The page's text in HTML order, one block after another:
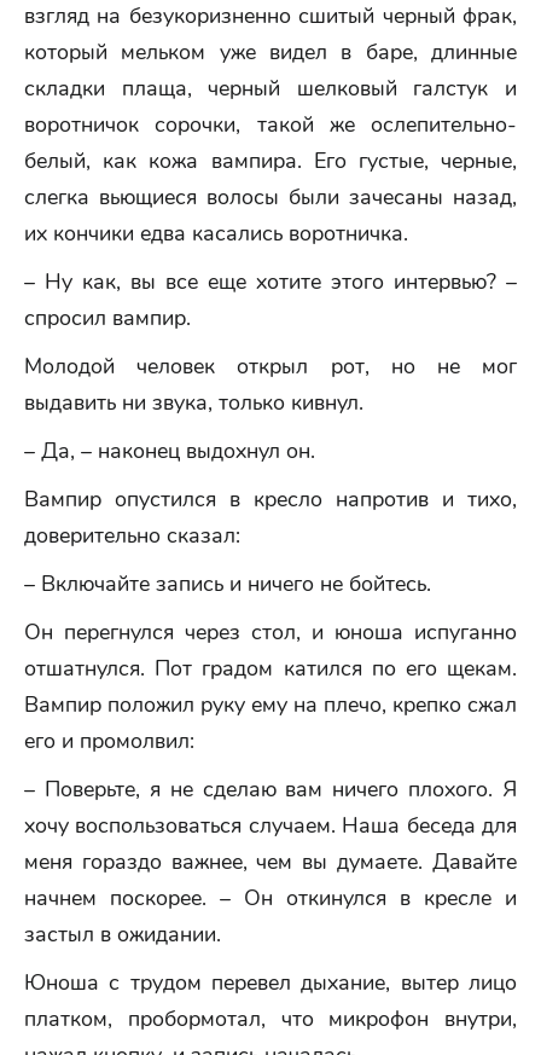
взгляд на безукоризненно сшитый черный фрак,
который мельком уже видел в баре, длинные
складки плаща, черный шелковый галстук и
воротничок сорочки, такой же ослепительно-
белый, как кожа вампира. Его густые, черные,
слегка вьющиеся волосы были зачесаны назад,
их кончики едва касались воротничка.
– Ну как, вы все еще хотите этого интервью? –
спросил вампир.
Молодой человек открыл рот, но не мог
выдавить ни звука, только кивнул.
– Да, – наконец выдохнул он.
Вампир опустился в кресло напротив и тихо,
доверительно сказал:
– Включайте запись и ничего не бойтесь.
Он перегнулся через стол, и юноша испуганно
отшатнулся. Пот градом катился по его щекам.
Вампир положил руку ему на плечо, крепко сжал
его и промолвил:
– Поверьте, я не сделаю вам ничего плохого. Я
хочу воспользоваться случаем. Наша беседа для
меня гораздо важнее, чем вы думаете. Давайте
начнем поскорее. – Он откинулся в кресле и
застыл в ожидании.
Юноша с трудом перевел дыхание, вытер лицо
платком, пробормотал, что микрофон внутри,